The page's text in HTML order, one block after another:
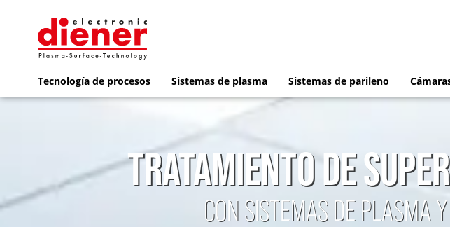
Tecnología de procesos Sistemas de plasma Sistemas de parileno
TRATAMIENTO DE
CON SISTEMAS DE PLASMA